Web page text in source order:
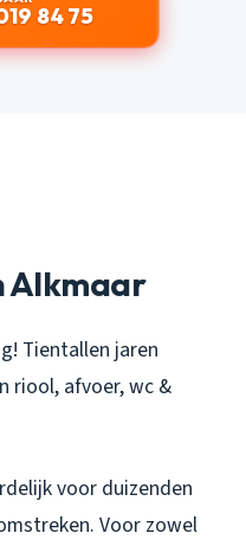
84 75
Alkmaar
Tientallen jaren
riool, afvoer, wc &
voor duizenden
Voor zowel